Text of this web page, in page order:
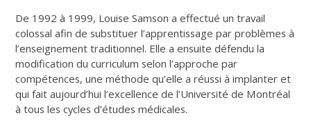
De 1992 à 1999, Louise Samson a effectué un travail
colossal afin de substituer l’apprentissage par problèmes à
l’enseignement traditionnel. Elle a ensuite défendu la
modification du curriculum selon l’approche par
compétences, une méthode qu’elle a réussi à implanter et
qui fait aujourd’hui l’excellence de l’Université de Montréal
à tous les cycles d’études médicales.